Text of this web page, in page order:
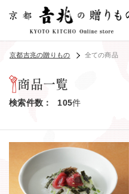
京都吉兆の贈りもの 全ての商品
商品一覧
検索件数 105件